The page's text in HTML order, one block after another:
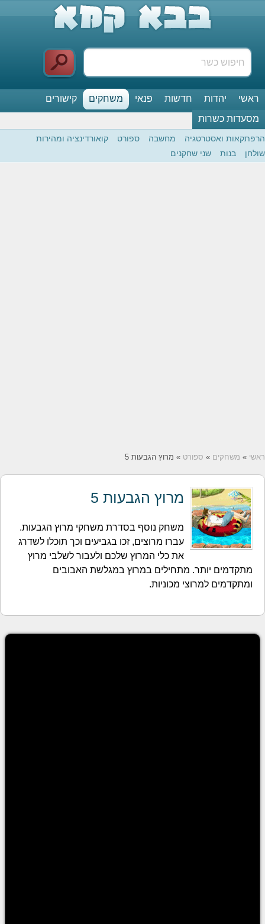
ראשי יהדות חדשות פנאי משחקים
קישורים
מסעדות כשרות
הרפתקאות ואסטרטגיה מחשבה ספורט
קואורדינציה ומהירות
שולחן
בנות שני שחקנים
ראשי » משחקים » ספורט » מרוץ הגבעות 5
מרוץ הגבעות 5
משחק נוסף בסדרת משחקי מרוץ הגבעות.
עברו מרוצים, זכו בגביעים וכך תוכלו לשדרג
את כלי המרוץ שלכם ולעבור לשלבי מרוץ
מתקדמים יותר. מתחילים במרוץ במגלשת האבובים
ומתקדמים למרוצי מכוניות.